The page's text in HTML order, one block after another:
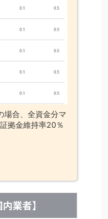
場合、全資金分マ
拠金維持率20％
業者】